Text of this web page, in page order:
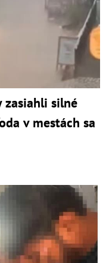
zasiahli silné
v mestách sa